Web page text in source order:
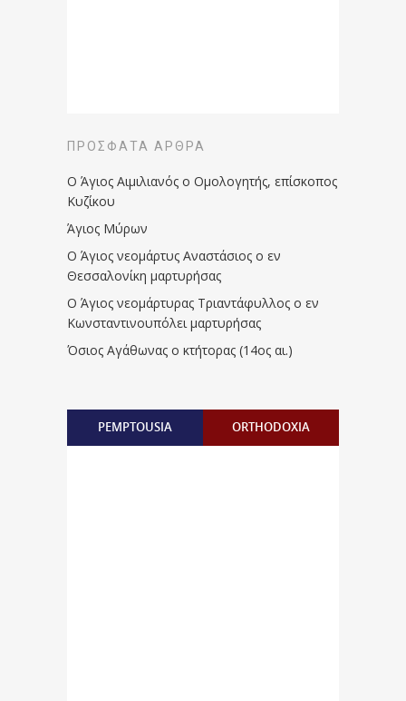
ΠΡΌΣΦΑΤΑ ΆΡΘΡΑ
Ο Άγιος Αιμιλιανός ο Ομολογητής, επίσκοπος
Κυζίκου
Άγιος Μύρων
Ο Άγιος νεομάρτυς Αναστάσιος ο εν
Θεσσαλονίκη μαρτυρήσας
Ο Άγιος νεομάρτυρας Τριαντάφυλλος ο εν
Κωνσταντινουπόλει μαρτυρήσας
Όσιος Αγάθωνας ο κτήτορας (14ος αι.)
PEMPTOUSIA ORTHODOXIA